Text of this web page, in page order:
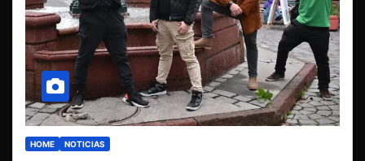
HOME NOTICIAS